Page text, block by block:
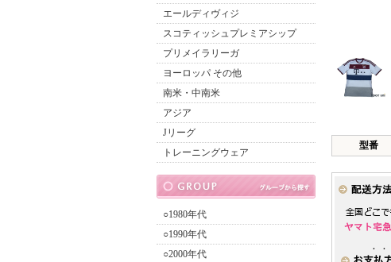
エールディヴィジ
スコティッシュプレミアシップ
プリメイラリーガ
ヨーロッパ その他
南米・中南米
アジア
Jリーグ
トレーニングウェア
○1980年代
○1990年代
○2000年代
型番